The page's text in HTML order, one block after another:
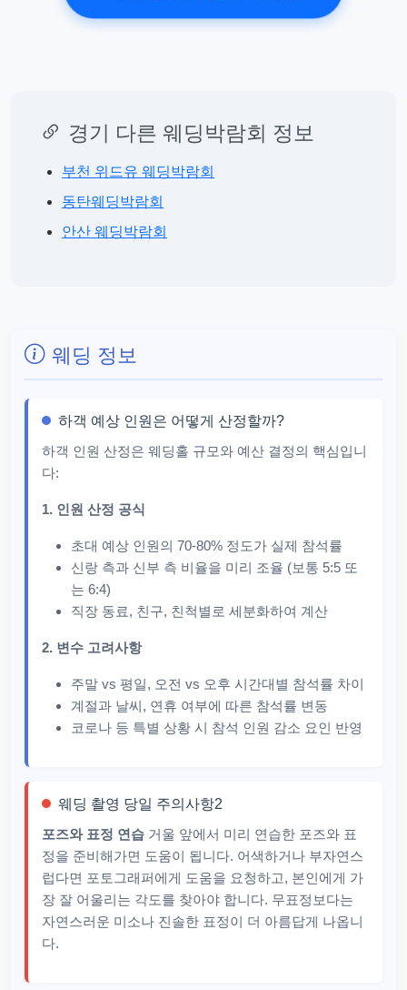
경기 다른 웨딩박람회 정보
부천 위드유 웨딩박람회
동탄웨딩박람회
안산 웨딩박람회
웨딩 정보
하객 예상 인원은 어떻게 산정할까?
하객 인원 산정은 웨딩홀 규모와 예산 결정의 핵심입니
다:
1. 인원 산정 공식
초대 예상 인원의 70-80% 정도가 실제 참석률
신랑 측과 신부 측 비율을 미리 조율 (보통 5:5 또
는 6:4)
직장 동료, 친구, 친척별로 세분화하여 계산
2. 변수 고려사항
주말 vs 평일, 오전 vs 오후 시간대별 참석률 차이
계절과 날씨, 연휴 여부에 따른 참석률 변동
코로나 등 특별 상황 시 참석 인원 감소 요인 반영
웨딩 촬영 당일 주의사항2
포즈와 표정 연습 거울 앞에서 미리 연습한 포즈와 표
정을 준비해가면 도움이 됩니다. 어색하거나 부자연스
럽다면 포토그래퍼에게 도움을 요청하고, 본인에게 가
장 잘 어울리는 각도를 찾아야 합니다. 무표정보다는
자연스러운 미소나 진솔한 표정이 더 아름답게 나옵니
다.